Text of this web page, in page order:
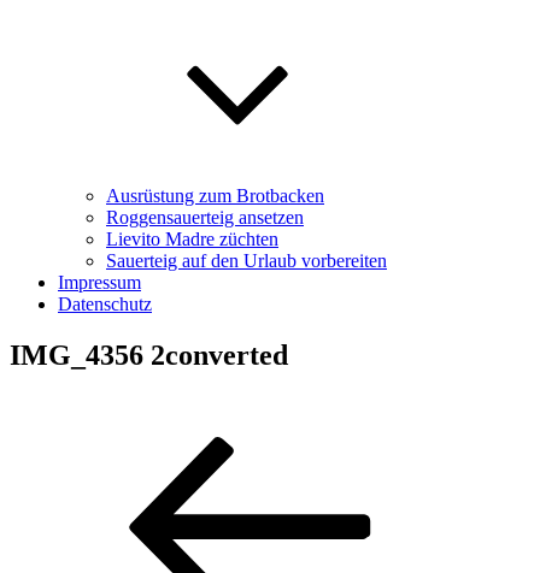
Ausrüstung zum Brotbacken
Roggensauerteig ansetzen
Lievito Madre züchten
Sauerteig auf den Urlaub vorbereiten
Impressum
Datenschutz
IMG_4356 2converted
Beitragsnavigation